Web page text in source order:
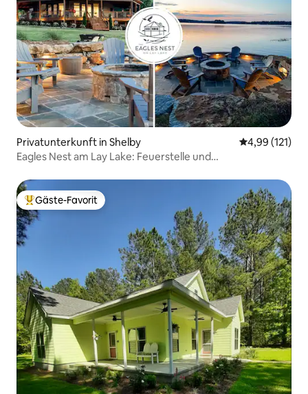
Privatunterkunft in Shelby
4,99 (121)
Eagles Nest am Lay Lake: Feuerstelle und
Beliebter Gäste-Favorit.
Gäste-Favorit